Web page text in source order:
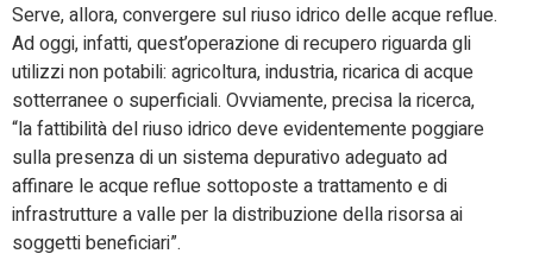
Serve, allora, convergere sul riuso idrico delle acque reflue.
Ad oggi, infatti, quest’operazione di recupero riguarda gli
utilizzi non potabili: agricoltura, industria, ricarica di acque
sotterranee o superficiali. Ovviamente, precisa la ricerca,
“la fattibilità del riuso idrico deve evidentemente poggiare
sulla presenza di un sistema depurativo adeguato ad
affinare le acque reflue sottoposte a trattamento e di
infrastrutture a valle per la distribuzione della risorsa ai
soggetti beneficiari”.